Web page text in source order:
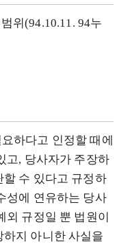
위(94.10.11. 94누
하다고 인정할 때에
고, 당사자가 주장하
수 있다고 규정하
성에 연유하는 당사
외 규정일 뿐 법원이
지 아니한 사실을